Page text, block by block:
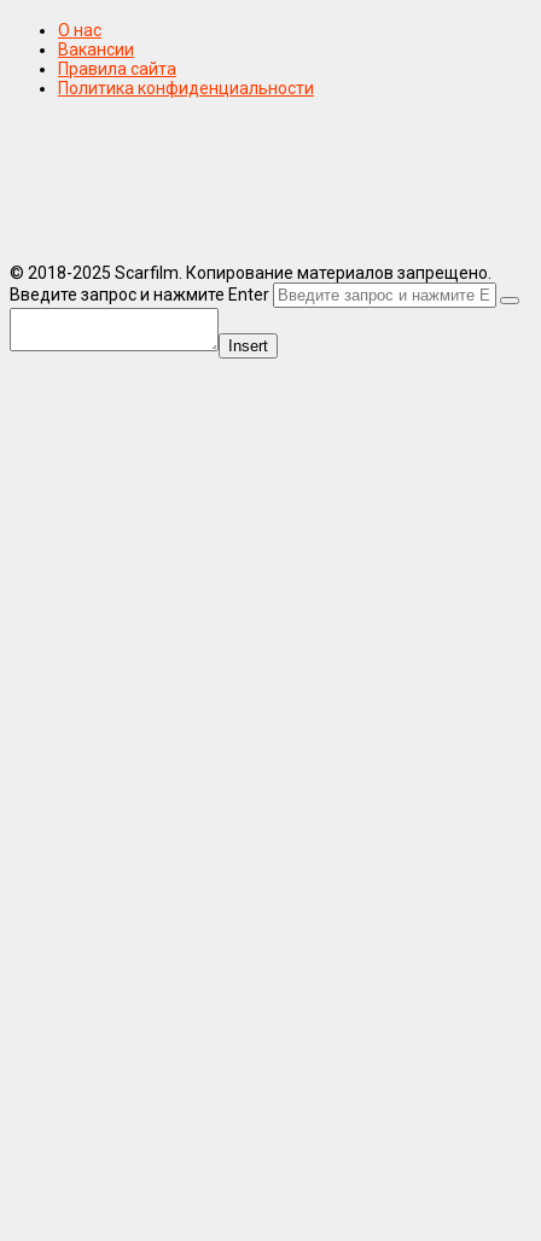
О нас
Вакансии
Правила сайта
Политика конфиденциальности
© 2018-2025 Scarfilm. Копирование материалов запрещено.
Введите запрос и нажмите Enter
Insert